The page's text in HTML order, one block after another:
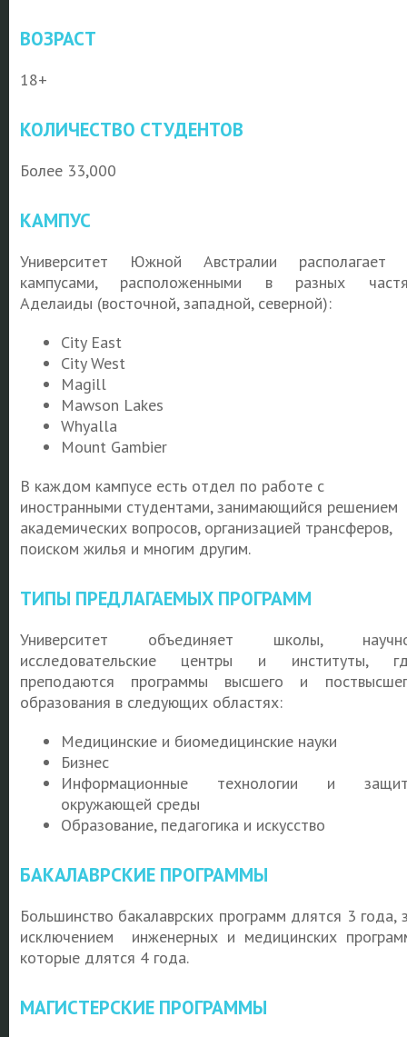
ВОЗРАСТ
18+
КОЛИЧЕСТВО СТУДЕНТОВ
Более 33,000
КАМПУС
Университет Южной Австралии располагает
кампусами, расположенными в разных
Аделаиды (восточной, западной, северной):
City East
City West
Magill
Mawson Lakes
Whyalla
Mount Gambier
В каждом кампусе есть отдел по работе с
иностранными студентами, занимающийся решением
академических вопросов, организацией трансферов,
поиском жилья и многим другим.
ТИПЫ ПРЕДЛАГАЕМЫХ ПРОГРАММ
Университет объединяет школы,
исследовательские центры и институты,
преподаются программы высшего и
образования в следующих областях:
Медицинские и биомедицинские науки
Бизнес
Информационные технологии и
окружающей среды
Образование, педагогика и искусство
БАКАЛАВРСКИЕ ПРОГРАММЫ
Большинство бакалаврских программ длятся 3 года,
исключением инженерных и медицинских
которые длятся 4 года.
МАГИСТЕРСКИЕ ПРОГРАММЫ